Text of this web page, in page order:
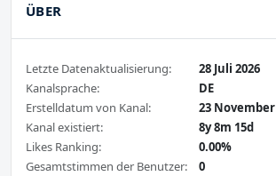
ÜBER
Letzte Datenaktualisierung:
28 Juli 2026
Kanalsprache:
DE
Erstelldatum von Kanal:
23 November
Kanal existiert:
8y 8m 15d
Likes Ranking:
0.00%
Gesamtstimmen der Benutzer:
0